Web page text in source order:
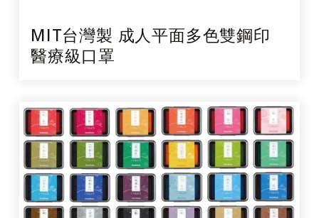
MIT台灣製 成人平面多色雙鋼印
醫療級口罩